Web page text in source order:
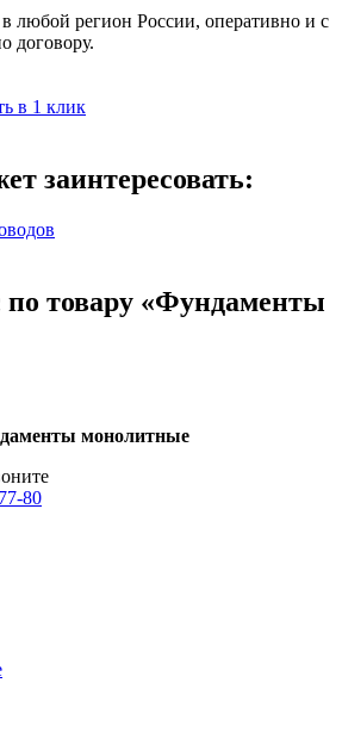
любой регион России, оперативно и с
договору.
в 1 клик
заинтересовать:
по товару «Фундаменты
монолитные
80